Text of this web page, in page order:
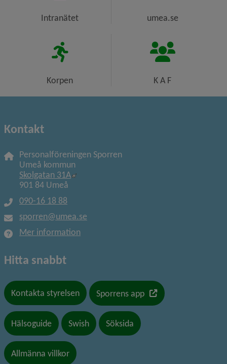
Intranätet umea.se
Korpen K A F
Kontakt
Personalföreningen Sporren
Umeå kommun
Skolgatan 31A Länk till annan webbplats, öppnas i nytt
901 84 Umeå
090-16 18 88
sporren@umea.se
Mer information
Hitta snabbt
Kontakta styrelsen Sporrens app Länk till en annan
Hälsoguide Swish Söksida
Allmänna villkor